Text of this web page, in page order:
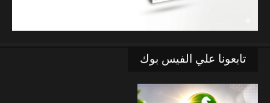
تابعونا علي الفيس بوك